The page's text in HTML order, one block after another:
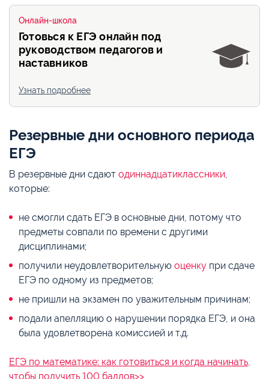
Онлайн-школа
Готовься к ЕГЭ онлайн под
руководством педагогов и
наставников
Узнать подробнее
Резервные дни основного периода
ЕГЭ
В резервные дни сдают одиннадцатиклассники,
которые:
не смогли сдать ЕГЭ в основные дни, потому что
предметы совпали по времени с другими
дисциплинами;
получили неудовлетворительную оценку при сдаче
ЕГЭ по одному из предметов;
не пришли на экзамен по уважительным причинам;
подали апелляцию о нарушении порядка ЕГЭ, и она
была удовлетворена комиссией и т.д.
ЕГЭ по математике: как готовиться и когда начинать,
чтобы получить 100 баллов>>